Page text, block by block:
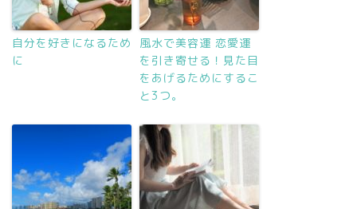
自分を好きになるため
に
風水で美容運 恋愛運
を引き寄せる！見た目
をあげるためにするこ
と3つ。